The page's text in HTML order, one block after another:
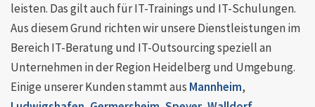
leisten. Das gilt auch für IT-Trainings und IT-Schulungen.
Aus diesem Grund richten wir unsere Dienstleistungen im
Bereich IT-Beratung und IT-Outsourcing speziell an
Unternehmen in der Region Heidelberg und Umgebung.
Einige unserer Kunden stammt aus Mannheim,